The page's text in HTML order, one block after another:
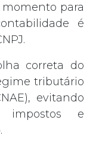
para
é
correta do
tributário
evitando
impostos e